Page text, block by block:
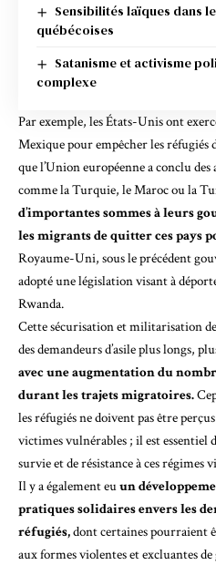
Sensibilités laïques dans
québécoises
Satanisme et activisme
complexe
Par exemple, les États-Unisont
Mexique pour empêcher les
que l’Union européennea conclu des
comme la Turquie, le Maroc ou la
d’importantes sommes à leurs
les migrants de quitter ces pays
Royaume-Uni, sous le précédent
adopté une législation visant à
Rwanda.
Cette sécurisation et militarisation
des demandeurs d’asile plus longs,
avec une augmentation du
durant les trajets migratoires.
les réfugiés ne doivent pas être
victimes vulnérables ; il est essentiel
survieet de résistance à ces régimes
Il y a également euun
pratiques solidaires envers les
réfugiés,dont certaines pourraient
aux formes violentes et excluantes